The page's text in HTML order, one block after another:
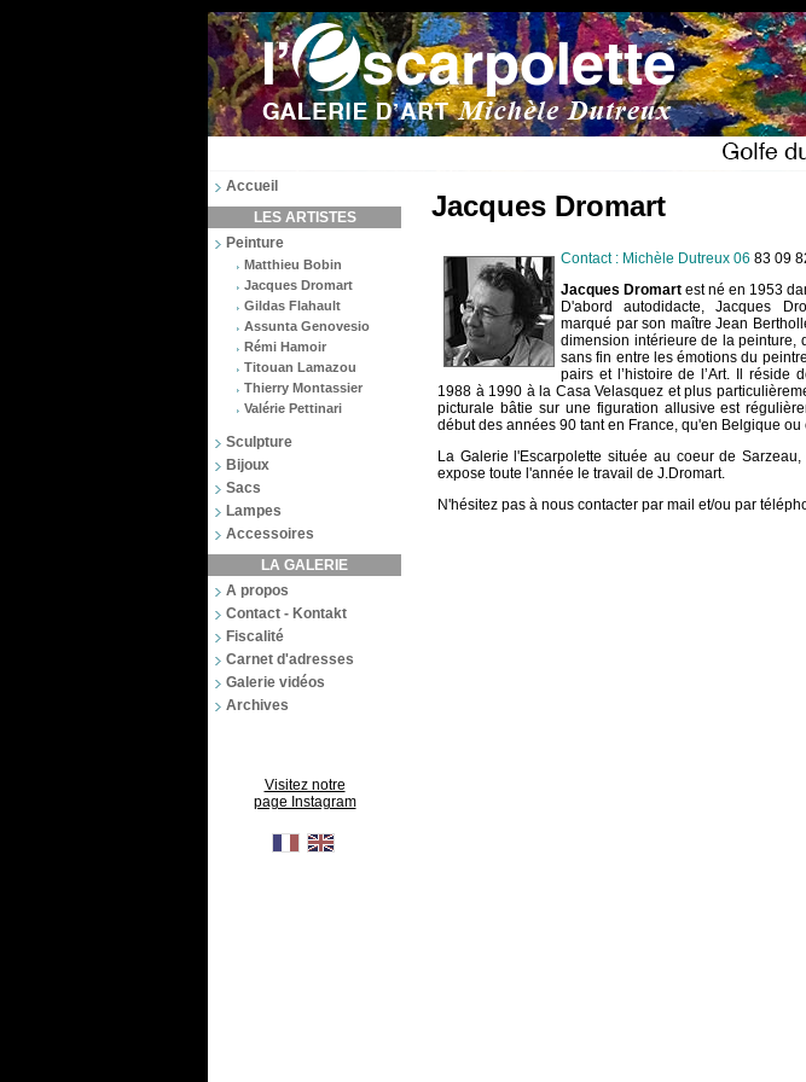
Accueil
LES ARTISTES
Peinture
Matthieu Bobin
Jacques Dromart
Gildas Flahault
Assunta Genovesio
Rémi Hamoir
Titouan Lamazou
Thierry Montassier
Valérie Pettinari
Sculpture
Bijoux
Sacs
Lampes
Accessoires
LA GALERIE
A propos
Contact - Kontakt
Fiscalité
Carnet d'adresses
Galerie vidéos
Archives
Visitez notre
page Instagram
Jacques Dromart
Contact : Michèle Dutreux 06 83 09
Jacques Dromart est né en 1953
D'abord autodidacte, Jacques
marqué par son maître Jean
dimension intérieure de la peinture,
sans fin entre les émotions du
pairs et l’histoire de l’Art. Il réside
1988 à 1990 à la Casa Velasquez et plus
picturale bâtie sur une figuration allusive est
début des années 90 tant en France, qu'en Belgique ou
La Galerie l'Escarpolette située au coeur de
expose toute l'année le travail de J.Dromart.
N'hésitez pas à nous contacter par mail et/ou par